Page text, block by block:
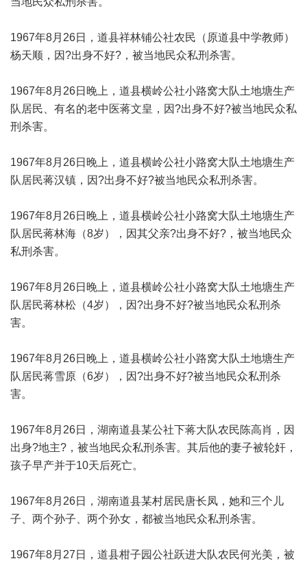
1967年8月26日，道县祥林铺公社农民（原道县中学教师）
杨天顺，因?出身不好?，被当地民众私刑杀害。
1967年8月26日晚上，道县横岭公社小路窝大队土地塘生产
队居民、有名的老中医蒋文皇，因?出身不好?被当地民众私
刑杀害。
1967年8月26日晚上，道县横岭公社小路窝大队土地塘生产
队居民蒋汉镇，因?出身不好?被当地民众私刑杀害。
1967年8月26日晚上，道县横岭公社小路窝大队土地塘生产
队居民蒋林海（8岁），因其父亲?出身不好?，被当地民众
私刑杀害。
1967年8月26日晚上，道县横岭公社小路窝大队土地塘生产
队居民蒋林松（4岁），因?出身不好?被当地民众私刑杀
害。
1967年8月26日晚上，道县横岭公社小路窝大队土地塘生产
队居民蒋雪原（6岁），因?出身不好?被当地民众私刑杀
害。
1967年8月26日，湖南道县某公社下蒋大队农民陈高肖，因
出身?地主?，被当地民众私刑杀害。其后他的妻子被轮奸，
孩子早产并于10天后死亡。
1967年8月26日，湖南道县某村居民唐长凤，她和三个儿
子、两个孙子、两个孙女，都被当地民众私刑杀害。
1967年8月27日，道县柑子园公社跃进大队农民何光美，被